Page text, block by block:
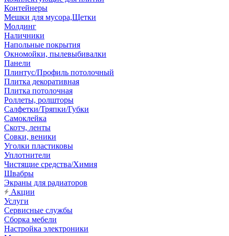
Контейнеры
Мешки для мусора,Щетки
Молдинг
Наличники
Напольные покрытия
Окномойки, пылевыбивалки
Панели
Плинтус/Профиль потолочный
Плитка декоративная
Плитка потолочная
Роллеты, ролшторы
Салфетки/Тряпки/Губки
Самоклейка
Скотч, ленты
Совки, веники
Уголки пластиковы
Уплотнители
Чистящие средства/Химия
Швабры
Экраны для радиаторов
Акции
Услуги
Сервисные службы
Сборка мебели
Настройка электроники